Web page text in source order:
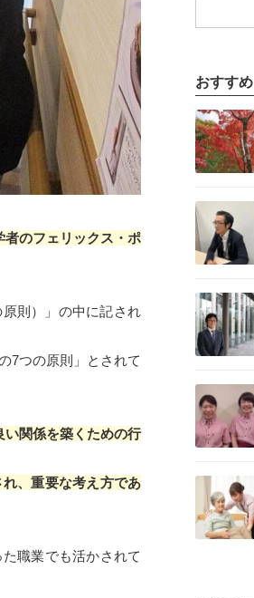
者のフェリックス・ポ
則）」の中に記され
7つの原則」とされて
い関係を築くための行
、重要な考え方であ
職業でも活かされて
おすすめ
記事を読む
記事を読む
記事を読む